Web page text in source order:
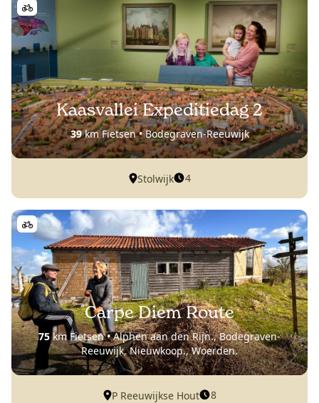
Kaasvallei Expeditiedag 2
39km Fietsen • Bodegraven-Reeuwijk
Stolwijk 4
Carpe Diem Route
75km Fietsen • Alphen aan den Rijn., Bodegraven-
Reeuwijk, Nieuwkoop., Woerden.
P Reeuwijkse Hout 8